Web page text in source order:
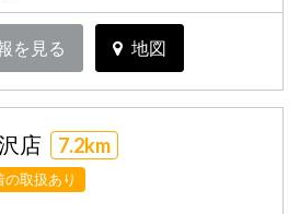
を見る 地図
店 7.2km
の取扱あり